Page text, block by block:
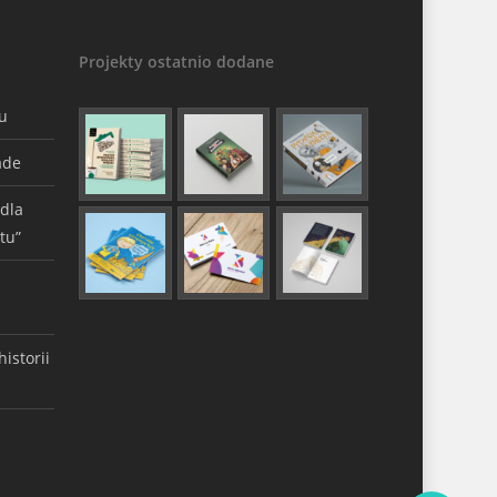
Projekty ostatnio dodane